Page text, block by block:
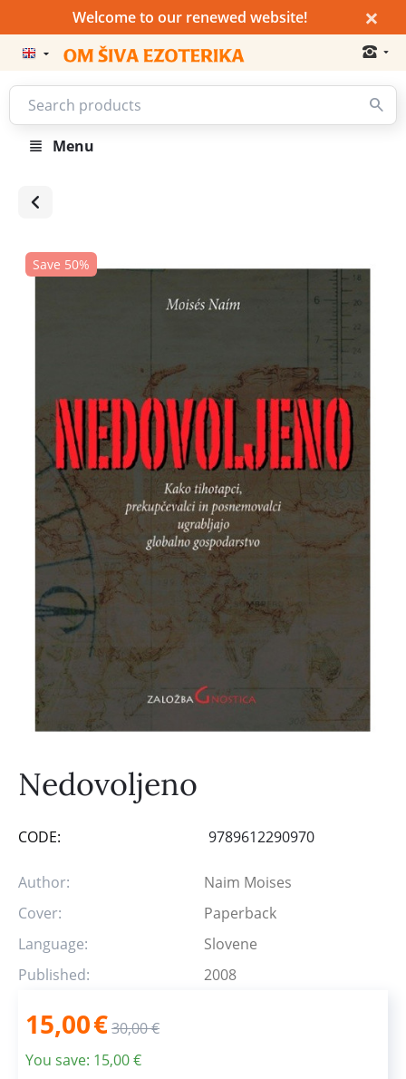
Welcome to our renewed website! ×
Menu
Save 50%
Nedovoljeno
CODE: 9789612290970
Author:
Naim Moises
Cover:
Paperback
Language:
Slovene
Published:
2008
15,00€30,00€
You save: 15,00€